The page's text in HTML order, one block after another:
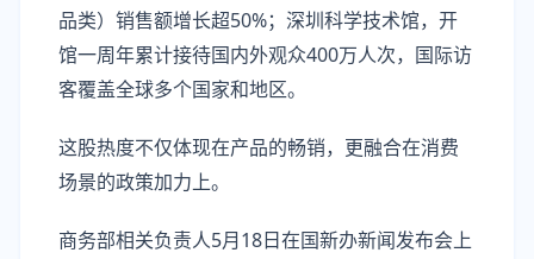
品类）销售额增长超50%；深圳科学技术馆，开
馆一周年累计接待国内外观众400万人次‌，国际访
客覆盖全球多个国家和地区。
这股热度不仅体现在产品的畅销，更融合在消费
场景的政策加力上。
商务部相关负责人5月18日在国新办新闻发布会上